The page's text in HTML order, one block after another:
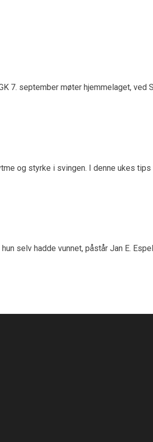
7. september møter hjemmelaget, ved
og styrke i svingen. I denne ukes
selv hadde vunnet, påstår Jan E.